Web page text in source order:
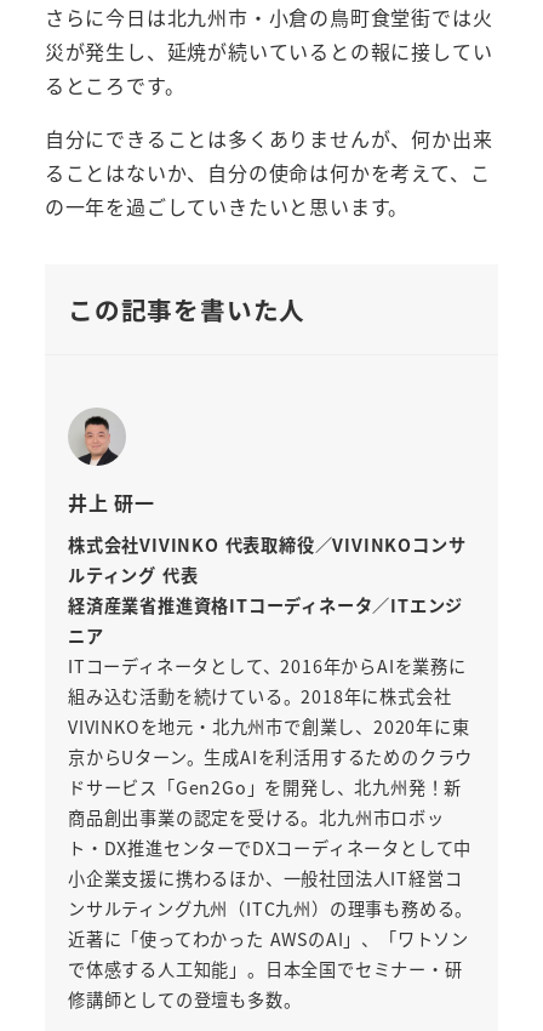
さらに今日は北九州市・小倉の鳥町食堂街では火
災が発生し、延焼が続いているとの報に接してい
るところです。
自分にできることは多くありませんが、何か出来
ることはないか、自分の使命は何かを考えて、こ
の一年を過ごしていきたいと思います。
この記事を書いた人
井上 研一
株式会社VIVINKO 代表取締役／VIVINKOコンサ
ルティング 代表
経済産業省推進資格ITコーディネータ／ITエンジ
ニア
ITコーディネータとして、2016年からAIを業務に
組み込む活動を続けている。2018年に株式会社
VIVINKOを地元・北九州市で創業し、2020年に東
京からUターン。生成AIを利活用するためのクラウ
ドサービス「Gen2Go」を開発し、北九州発！新
商品創出事業の認定を受ける。北九州市ロボッ
ト・DX推進センターでDXコーディネータとして中
小企業支援に携わるほか、一般社団法人IT経営コ
ンサルティング九州（ITC九州）の理事も務める。
近著に「使ってわかった AWSのAI」、「ワトソン
で体感する人工知能」。日本全国でセミナー・研
修講師としての登壇も多数。